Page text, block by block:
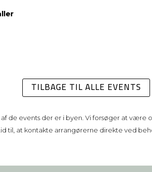
TILBAGE TIL ALLE EVENTS
de events der er i byen. Vi forsøger at være
at kontakte arrangørerne direkte ved